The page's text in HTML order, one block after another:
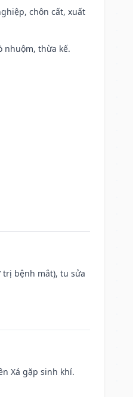
chôn cất, xuất
nhuộm, thừa kế.
bệnh mắt), tu sửa
Xá gặp sinh khí.